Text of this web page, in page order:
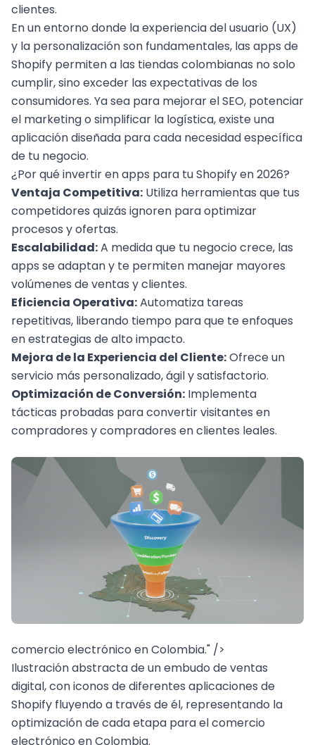
clientes.
En un entorno donde la experiencia del usuario (UX)
y la personalización son fundamentales, las apps de
Shopify permiten a las tiendas colombianas no solo
cumplir, sino exceder las expectativas de los
consumidores. Ya sea para mejorar el SEO, potenciar
el marketing o simplificar la logística, existe una
aplicación diseñada para cada necesidad específica
de tu negocio.
¿Por qué invertir en apps para tu Shopify en 2026?
Ventaja Competitiva: Utiliza herramientas que tus
competidores quizás ignoren para optimizar
procesos y ofertas.
Escalabilidad:A medida que tu negocio crece, las
apps se adaptan y te permiten manejar mayores
volúmenes de ventas y clientes.
Eficiencia Operativa:Automatiza tareas
repetitivas, liberando tiempo para que te enfoques
en estrategias de alto impacto.
Mejora de la Experiencia del Cliente:Ofrece un
servicio más personalizado, ágil y satisfactorio.
Optimización de Conversión: Implementa
tácticas probadas para convertir visitantes en
compradores y compradores en clientes leales.
comercio electrónico en Colombia." />
Ilustración abstracta de un embudo de ventas
digital, con iconos de diferentes aplicaciones de
Shopify fluyendo a través de él, representando la
optimización de cada etapa para el comercio
electrónico en Colombia.